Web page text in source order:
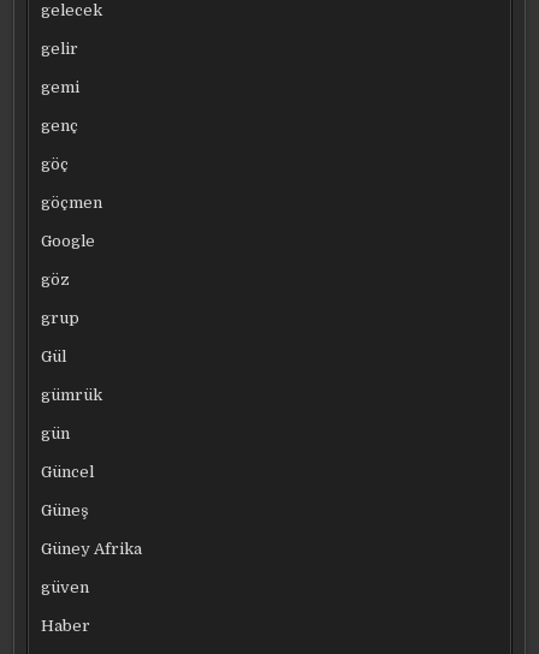
gelecek
gelir
gemi
genç
göç
göçmen
Google
göz
grup
Gül
gümrük
gün
Güncel
Güneş
Güney Afrika
güven
Haber